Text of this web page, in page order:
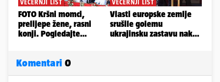
Komentari 0